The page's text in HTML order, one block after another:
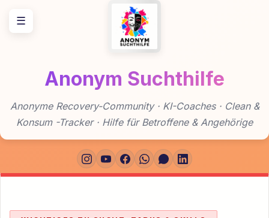
Inhalt
springen
Anonym Suchthilfe
Anonyme Recovery-Community · KI-Coaches · Clean &
Konsum -Tracker · Hilfe für Betroffene & Angehörige
☰